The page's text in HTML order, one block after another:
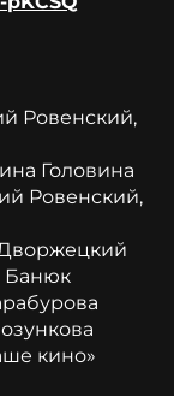
Ровенский,
Головина
Ровенский,
Банюк
кино»